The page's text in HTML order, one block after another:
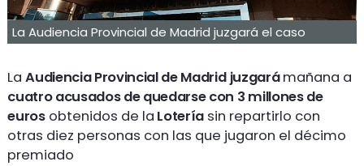
La Audiencia Provincial de Madrid juzgará el caso
LaAudiencia Provincial de Madrid juzgarámañana a
cuatro acusados de quedarse con 3 millones de
eurosobtenidos de la Lotería sin repartirlo con
otras diez personas con las que jugaron el décimo
premiado